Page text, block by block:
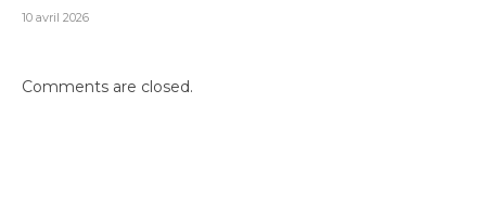
10 avril 2026
Comments are closed.